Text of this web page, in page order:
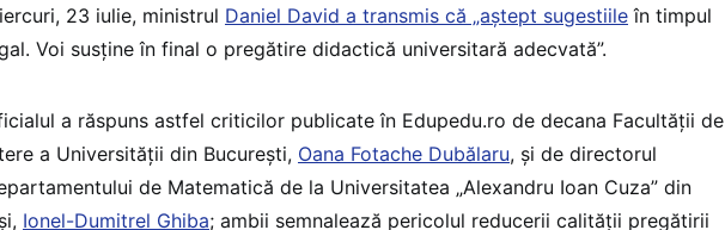
23 iulie, ministrul Daniel David a transmis că „aștept sugestiile în timpul
Voi susține în final o pregătire didactică universitară adecvată”.
a răspuns astfel criticilor publicate în Edupedu.ro de decana Facultății de
a Universității din București, Oana Fotache Dubălaru, și de directorul
de Matematică de la Universitatea „Alexandru Ioan Cuza” din
Ionel-Dumitrel Ghiba; ambii semnalează pericolul reducerii calității pregătirii